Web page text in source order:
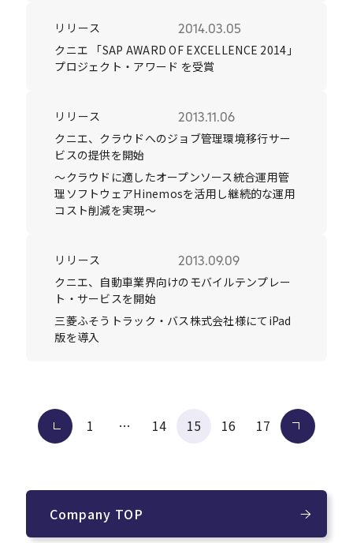
クニエ 「SAP AWARD OF EXCELLENCE 2014」
プロジェクト・アワード を受賞
リリース 2014.03.05
クニエ、クラウドへのジョブ管理環境移行サー
ビスの提供を開始
～クラウドに適したオープンソース統合運用管
理ソフトウェアHinemosを活用し継続的な運用
コスト削減を実現～
リリース 2013.11.06
クニエ、自動車業界向けのモバイルテンプレー
ト・サービスを開始
三菱ふそうトラック・バス株式会社様にてiPad
版を導入
リリース 2013.09.09
投
稿
ジ
り
前へ 1 … 14 15 16 17 次へ
Company TOP